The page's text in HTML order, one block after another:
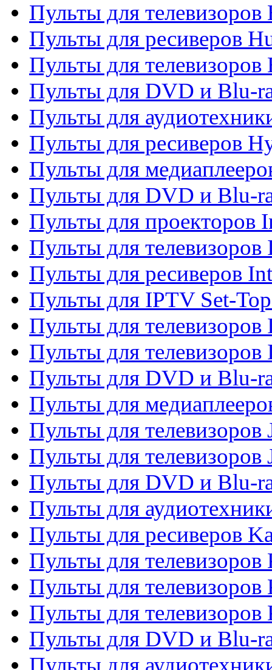
Пульты для телевизоров
Пульты для ресиверов
Пульты для
Пульты для DVD и Blu-
Пульты для
Пульты для ресиверов
Пульты для
Пульты для DVD и Blu-
Пульты для проекторов
Пульты для
Пульты для ресиверов
Пульты для IPTV Set-
Пульты для телевизоров
Пульты для телевизоров
Пульты для DVD и Blu-
Пульты для
Пульты для телевизоров
Пульты для телевизоров
Пульты для DVD и Blu-
Пульты для
Пульты для ресиверов
Пульты для телевизоров
Пульты для телевизоров
Пульты для телевизоров
Пульты для DVD и Blu-
Пульты для